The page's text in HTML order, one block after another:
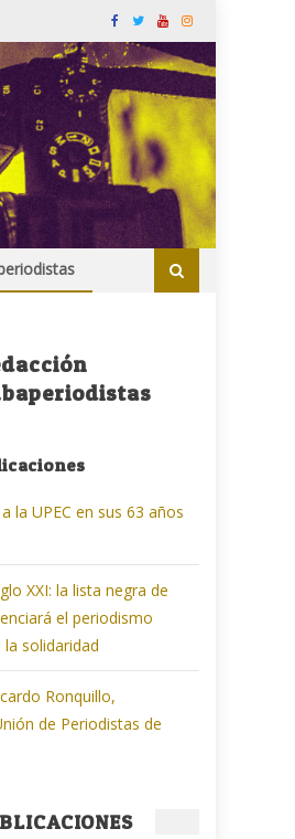
la UPEC en sus 63 años
XXI: la lista negra de
el periodismo
solidaridad
Ronquillo,
de Periodistas de